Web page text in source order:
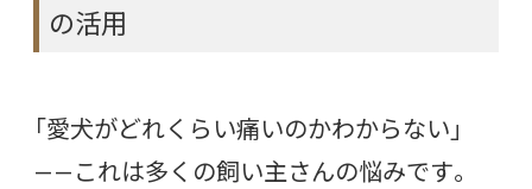
の活用
「愛犬がどれくらい痛いのかわからない」
——これは多くの飼い主さんの悩みです。